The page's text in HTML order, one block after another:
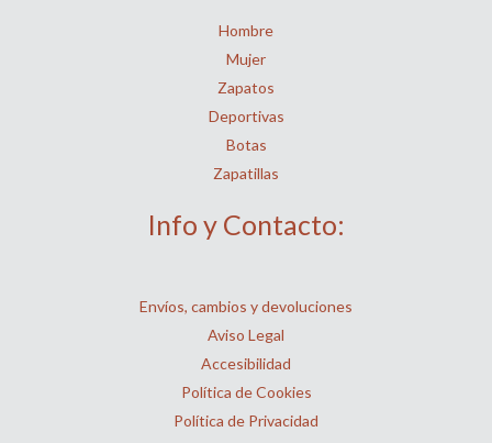
Hombre
Mujer
Zapatos
Deportivas
Botas
Zapatillas
Info y Contacto:
Envíos, cambios y devoluciones
Aviso Legal
Accesibilidad
Política de Cookies
Política de Privacidad